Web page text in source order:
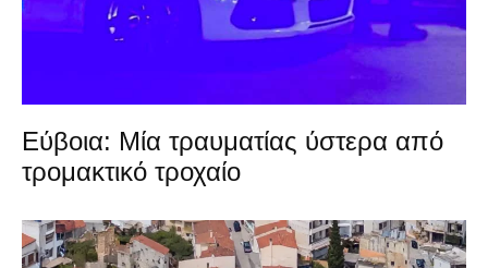
Εύβοια: Μία τραυματίας ύστερα από
τρομακτικό τροχαίο